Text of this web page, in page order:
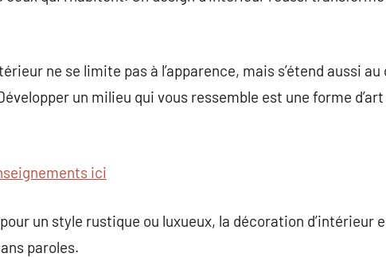
ne se limite pas à l’apparence, mais s’étend aussi
un milieu qui vous ressemble est une forme
ici
un style rustique ou luxueux, la décoration d’intérieur
paroles.